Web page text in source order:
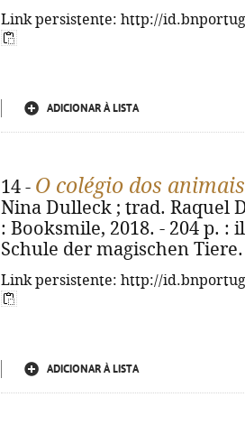
Link persistente: http://
ADICIONAR À LISTA
14 - O colégio dos
Nina Dulleck ; trad. Raquel
: Booksmile, 2018. - 204 p. :
Schule der magischen Tiere.
Link persistente: http://
ADICIONAR À LISTA